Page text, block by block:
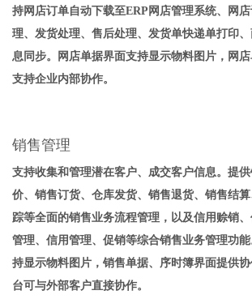
持网店订单自动下载至ERP网店管理系统、网
理、发货处理、售后处理、发货单快递单打印
息同步。网店单据界面支持显示物料图片，网
支持企业内部协作。
销售管理
支持收集和管理潜在客户、成交客户信息。提
价、销售订货、仓库发货、销售退货、销售结
踪等全面的销售业务流程管理，以及信用赊销
管理、信用管理、促销等综合销售业务管理功
持显示物料图片，销售单据、序时簿界面提供
台可与外部客户直接协作。